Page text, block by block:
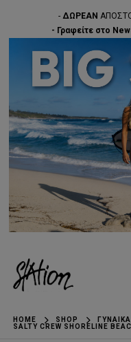
- ΔΩΡΕΑΝ
- Γραφείτε στο
HOME SHOP ΓΥΝΑΊΚΑ
SALTY CREW SHORELINE